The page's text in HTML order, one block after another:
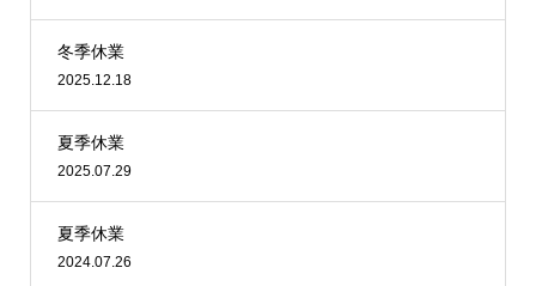
冬季休業
2025.12.18
夏季休業
2025.07.29
夏季休業
2024.07.26